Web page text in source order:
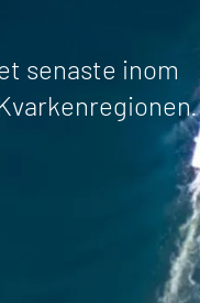
senaste inom